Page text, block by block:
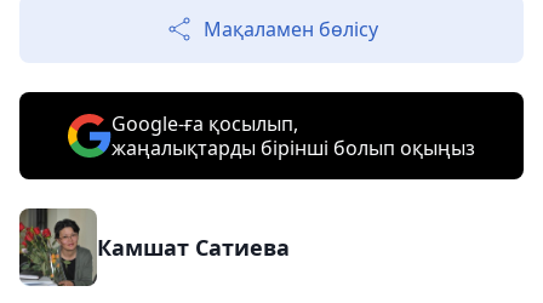
Мақаламен бөлісу
Google-ға қосылып,
жаңалықтарды бірінші болып оқыңыз
Камшат Сатиева